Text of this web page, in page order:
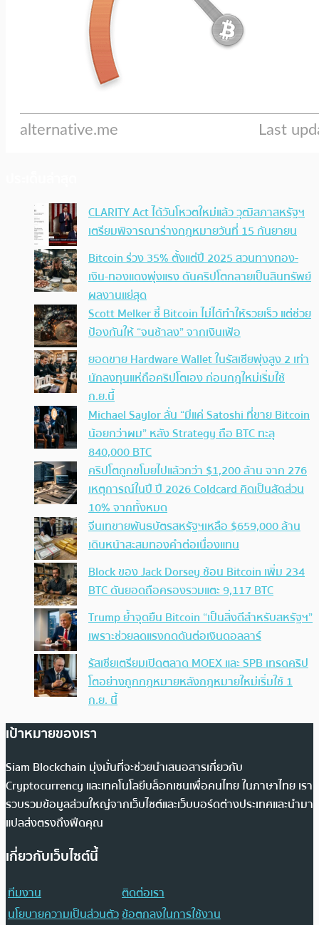
CLARITY Act ได้วันโหวตใหม่แล้ว วุฒิสภาสหรัฐฯ
เตรียมพิจารณาร่างกฎหมายวันที่ 15 กันยายน
Bitcoin ร่วง 35% ตั้งแต่ปี 2025 สวนทางทอง-
เงิน-ทองแดงพุ่งแรง ดันคริปโตกลายเป็นสินทรัพย์
ผลงานแย่สุด
Scott Melker ชี้ Bitcoin ไม่ได้ทำให้รวยเร็ว แต่ช่วย
ป้องกันให้ “จนช้าลง” จากเงินเฟ้อ
ยอดขาย Hardware Wallet ในรัสเซียพุ่งสูง 2 เท่า
นักลงทุนแห่ถือคริปโตเอง ก่อนกฎใหม่เริ่มใช้
ก.ย.นี้
Michael Saylor ลั่น “มีแค่ Satoshi ที่ขาย Bitcoin
น้อยกว่าผม” หลัง Strategy ถือ BTC ทะลุ
840,000 BTC
คริปโตถูกขโมยไปแล้วกว่า $1,200 ล้าน จาก 276
เหตุการณ์ในปี ปี 2026 Coldcard คิดเป็นสัดส่วน
10% จากทั้งหมด
จีนเทขายพันธบัตรสหรัฐฯเหลือ $659,000 ล้าน
เดินหน้าสะสมทองคำต่อเนื่องแทน
Block ของ Jack Dorsey ช้อน Bitcoin เพิ่ม 234
BTC ดันยอดถือครองรวมแตะ 9,117 BTC
Trump ย้ำจุดยืน Bitcoin “เป็นสิ่งดีสำหรับสหรัฐฯ”
เพราะช่วยลดแรงกดดันต่อเงินดอลลาร์
รัสเซียเตรียมเปิดตลาด MOEX และ SPB เทรดคริป
โตอย่างถูกกฎหมายหลังกฎหมายใหม่เริ่มใช้ 1
ก.ย. นี้
เป้าหมายของเรา
Siam Blockchain มุ่งมั่นที่จะช่วยนำเสนอสารเกี่ยวกับ
Cryptocurrency และเทคโนโลยีบล็อกเชนเพื่อคนไทย ในภาษาไทย เรา
รวบรวมข้อมูลส่วนใหญ่จากเว็บไซต์และเว็บบอร์ดต่างประเทศและนำมา
แปลส่งตรงถึงฟีดคุณ
เกี่ยวกับเว็บไซต์นี้
ทีมงาน
ติดต่อเรา
นโยบายความเป็นส่วนตัวข้อตกลงในการใช้งาน